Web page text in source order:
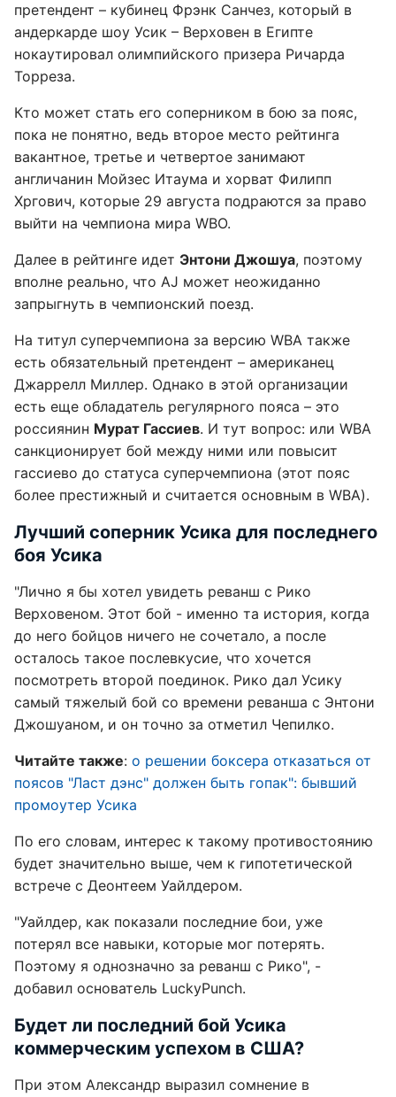
претендент – кубинец Фрэнк Санчез, который в
андеркарде шоу Усик – Верховен в Египте
нокаутировал олимпийского призера Ричарда
Торреза.
Кто может стать его соперником в бою за пояс,
пока не понятно, ведь второе место рейтинга
вакантное, третье и четвертое занимают
англичанин Мойзес Итаума и хорват Филипп
Хргович, которые 29 августа подраются за право
выйти на чемпиона мира WBO.
Далее в рейтинге идет Энтони Джошуа, поэтому
вполне реально, что AJ может неожиданно
запрыгнуть в чемпионский поезд.
На титул суперчемпиона за версию WBA также
есть обязательный претендент – американец
Джаррелл Миллер. Однако в этой организации
есть еще обладатель регулярного пояса – это
россиянин Мурат Гассиев. И тут вопрос: или WBA
санкционирует бой между ними или повысит
гассиево до статуса суперчемпиона (этот пояс
более престижный и считается основным в WBA).
Лучший соперник Усика для последнего
боя Усика
"Лично я бы хотел увидеть реванш с Рико
Верховеном. Этот бой - именно та история, когда
до него бойцов ничего не сочетало, а после
осталось такое послевкусие, что хочется
посмотреть второй поединок. Рико дал Усику
самый тяжелый бой со времени реванша с Энтони
Джошуаном, и он точно за отметил Чепилко.
Читайте также: о решении боксера отказаться от
поясов "Ласт дэнс" должен быть гопак": бывший
промоутер Усика
По его словам, интерес к такому противостоянию
будет значительно выше, чем к гипотетической
встрече с Деонтеем Уайлдером.
"Уайлдер, как показали последние бои, уже
потерял все навыки, которые мог потерять.
Поэтому я однозначно за реванш с Рико", -
добавил основатель LuckyPunch.
Будет ли последний бой Усика
коммерческим успехом в США?
При этом Александр выразил сомнение в